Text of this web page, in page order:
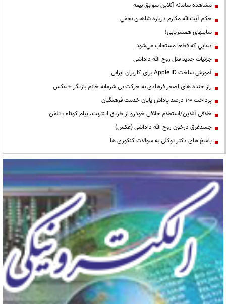
مشاهده سامانه آنلاين سوابق بیمه
حكم آيت‌الله مكارم درباره شاهين نجفي
سایتهای همسریابی!
دعايي كه قطعا مستجاب مي‌شود
جزئیات جدید قتل روح الله داداشی
آموزش ساخت Apple ID برای کاربران ایرانی
راز خنده های اصغر فرهادی به حرکت بی شرمانه خانم بازیگر + عکس
پرداخت ۱۰۰ درصد پاداش پایان خدمت فرهنگیان
خلافی آنلاین/استعلام خلافی خودرو از طریق اینترنت، پیام کوتاه ، تلفن
جسدغرق درخون روح الله داداشی (عکس)
پاسخ های دکتر توکلی به سوالات کنکوری ها